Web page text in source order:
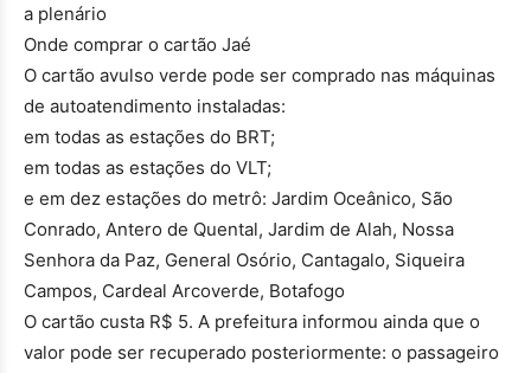
a plenário
Onde comprar o cartão Jaé
O cartão avulso verde pode ser comprado nas máquinas
de autoatendimento instaladas:
em todas as estações do BRT;
em todas as estações do VLT;
e em dez estações do metrô: Jardim Oceânico, São
Conrado, Antero de Quental, Jardim de Alah, Nossa
Senhora da Paz, General Osório, Cantagalo, Siqueira
Campos, Cardeal Arcoverde, Botafogo
O cartão custa R$ 5. A prefeitura informou ainda que o
valor pode ser recuperado posteriormente: o passageiro